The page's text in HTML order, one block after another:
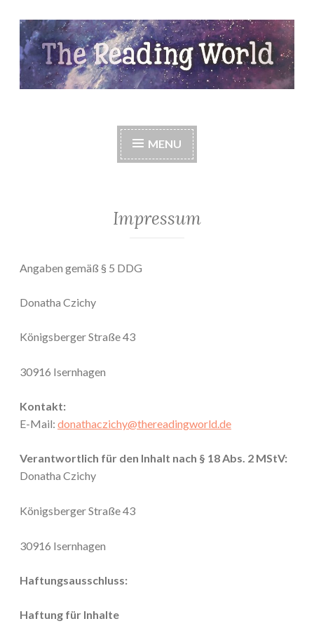
Skip
to
content
The Reading World
MENU
Impressum
Angaben gemäß § 5 DDG
Donatha Czichy
Königsberger Straße 43
30916 Isernhagen
Kontakt:
E-Mail: donathaczichy@thereadingworld.de
Verantwortlich für den Inhalt nach § 18 Abs. 2 MStV:
Donatha Czichy
Königsberger Straße 43
30916 Isernhagen
Haftungsausschluss:
Haftung für Inhalte